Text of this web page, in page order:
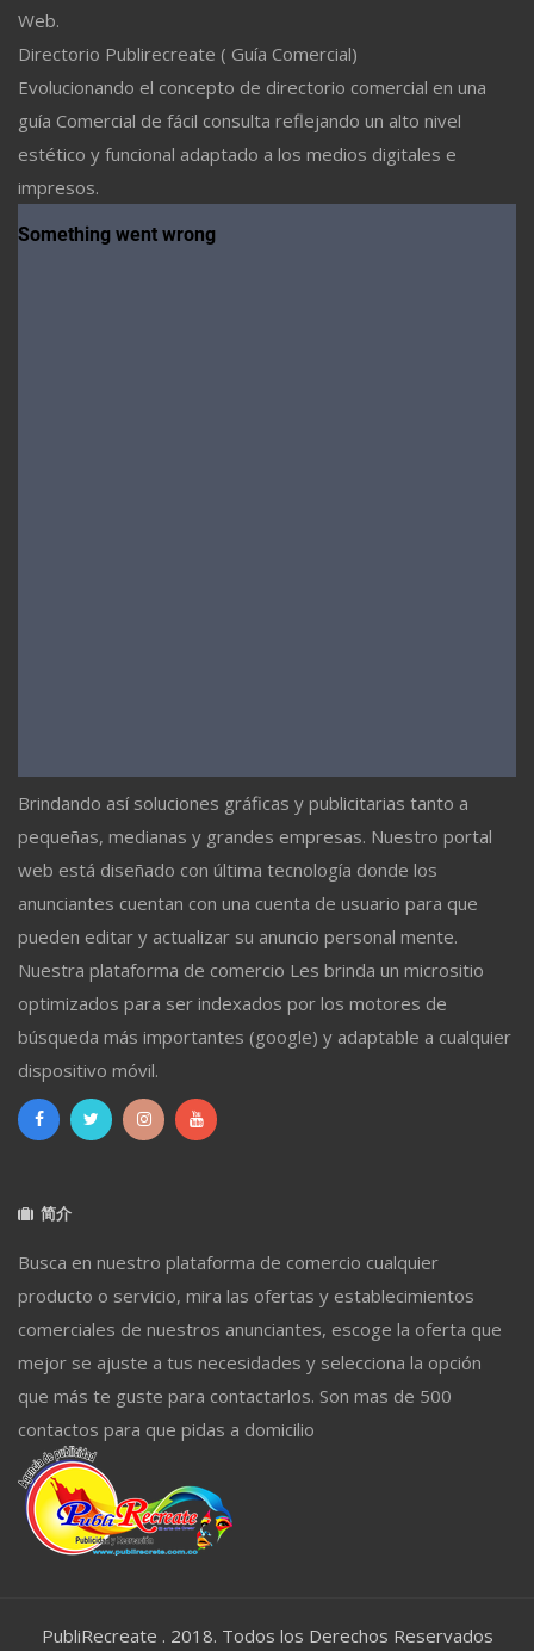
Web.
Directorio Publirecreate ( Guía Comercial)
Evolucionando el concepto de directorio comercial en una
guía Comercial de fácil consulta reflejando un alto nivel
estético y funcional adaptado a los medios digitales e
impresos.
Brindando así soluciones gráficas y publicitarias tanto a
pequeñas, medianas y grandes empresas. Nuestro portal
web está diseñado con última tecnología donde los
anunciantes cuentan con una cuenta de usuario para que
pueden editar y actualizar su anuncio personal mente.
Nuestra plataforma de comercio Les brinda un micrositio
optimizados para ser indexados por los motores de
búsqueda más importantes (google) y adaptable a cualquier
dispositivo móvil.
简介
Busca en nuestro plataforma de comercio cualquier
producto o servicio, mira las ofertas y establecimientos
comerciales de nuestros anunciantes, escoge la oferta que
mejor se ajuste a tus necesidades y selecciona la opción
que más te guste para contactarlos. Son mas de 500
contactos para que pidas a domicilio
PubliRecreate . 2018. Todos los Derechos Reservados